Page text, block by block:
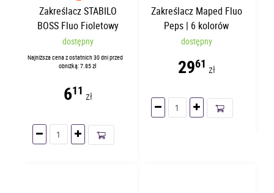
Zakreślacz STABILO
BOSS Fluo Fioletowy
dostępny
Najniższa cena z ostatnich 30 dni przed
obniżką: 7.85 zł
611 zł
Zakreślacz Maped Fluo
Peps | 6 kolorów
dostępny
2961 zł